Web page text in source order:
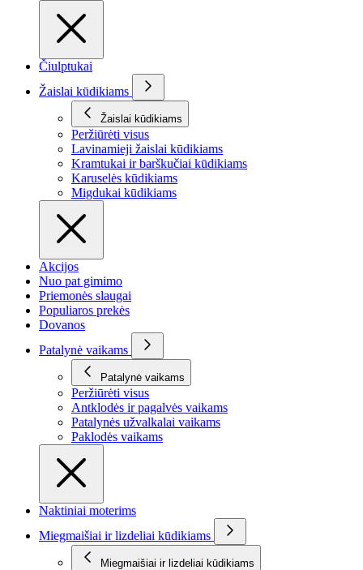
Čiulptukai
Žaislai kūdikiams
Žaislai kūdikiams
Peržiūrėti visus
Lavinamieji žaislai kūdikiams
Kramtukai ir barškučiai kūdikiams
Karuselės kūdikiams
Migdukai kūdikiams
Akcijos
Nuo pat gimimo
Priemonės slaugai
Populiaros prekės
Dovanos
Patalynė vaikams
Patalynė vaikams
Peržiūrėti visus
Antklodės ir pagalvės vaikams
Patalynės užvalkalai vaikams
Paklodės vaikams
Naktiniai moterims
Miegmaišiai ir lizdeliai kūdikiams
Miegmaišiai ir lizdeliai kūdikiams